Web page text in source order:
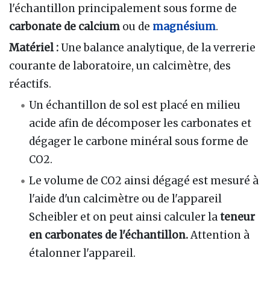
l'échantillon principalement sous forme de
carbonate de calcium ou de magnésium.
Matériel :Une balance analytique, de la verrerie
courante de laboratoire, un calcimètre, des
réactifs.
Un échantillon de sol est placé en milieu
acide afin de décomposer les carbonates et
dégager le carbone minéral sous forme de
CO2.
Le volume de CO2 ainsi dégagé est mesuré à
l'aide d'un calcimètre ou de l'appareil
Scheibler et on peut ainsi calculer lateneur
en carbonates de l'échantillon.Attention à
étalonner l'appareil.